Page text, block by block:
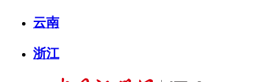
云南
浙江